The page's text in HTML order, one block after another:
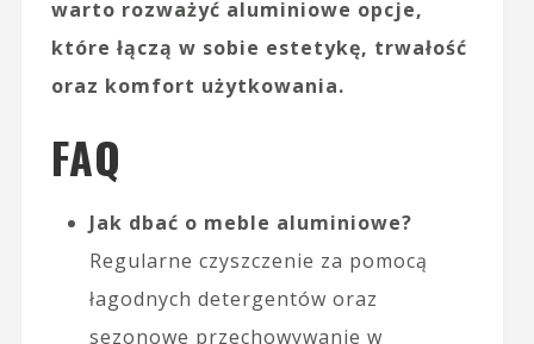
warto rozważyć aluminiowe opcje,
które łączą w sobie estetykę, trwałość
oraz komfort użytkowania.
FAQ
Jak dbać o meble aluminiowe?
Regularne czyszczenie za pomocą
łagodnych detergentów oraz
sezonowe przechowywanie w